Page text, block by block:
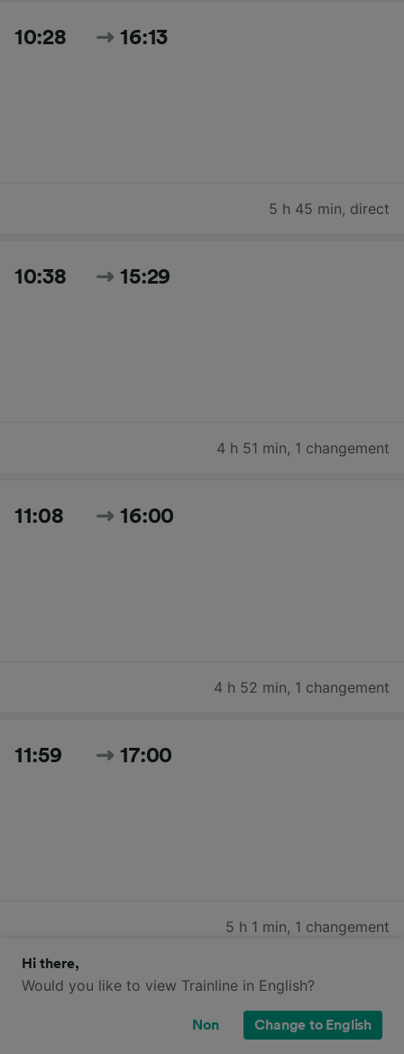
10:28 16:13
5 h 45 min, direct
10:38 15:29
4 h 51 min, 1 changement
11:08 16:00
4 h 52 min, 1 changement
11:59 17:00
5 h 1 min, 1 changement
12:44 17:30
Hi there,
Would you like to view Trainline in English?
Non Change to English